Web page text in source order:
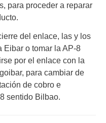
para proceder a reparar
del enlace, las y los
Eibar o tomar la AP-8
por el enlace con la
para cambiar de
de cobro e
sentido Bilbao.